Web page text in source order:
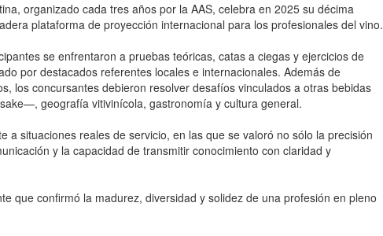
organizado cada tres años por la AAS, celebra en 2025 su décima
plataforma de proyección internacional para los profesionales del vino.
se enfrentaron a pruebas teóricas, catas a ciegas y ejercicios de
por destacados referentes locales e internacionales. Además de
los concursantes debieron resolver desafíos vinculados a otras bebidas
geografía vitivinícola, gastronomía y cultura general.
a situaciones reales de servicio, en las que se valoró no sólo la precisión
y la capacidad de transmitir conocimiento con claridad y
que confirmó la madurez, diversidad y solidez de una profesión en pleno